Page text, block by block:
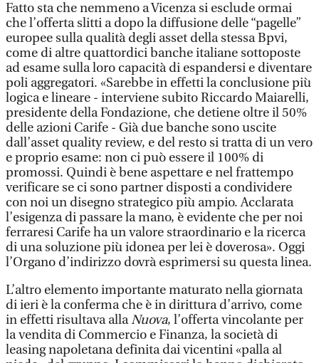
Fatto sta che nemmeno a Vicenza si esclude ormai
che l’offerta slitti a dopo la diffusione delle “pagelle”
europee sulla qualità degli asset della stessa Bpvi,
come di altre quattordici banche italiane sottoposte
ad esame sulla loro capacità di espandersi e diventare
poli aggregatori. «Sarebbe in effetti la conclusione più
logica e lineare - interviene subito Riccardo Maiarelli,
presidente della Fondazione, che detiene oltre il 50%
delle azioni Carife - Già due banche sono uscite
dall’asset quality review, e del resto si tratta di un vero
e proprio esame: non ci può essere il 100% di
promossi. Quindi è bene aspettare e nel frattempo
verificare se ci sono partner disposti a condividere
con noi un disegno strategico più ampio. Acclarata
l’esigenza di passare la mano, è evidente che per noi
ferraresi Carife ha un valore straordinario e la ricerca
di una soluzione più idonea per lei è doverosa». Oggi
l’Organo d’indirizzo dovrà esprimersi su questa linea.
L’altro elemento importante maturato nella giornata
di ieri è la conferma che è in dirittura d’arrivo, come
in effetti risultava allaNuova, l’offerta vincolante per
la vendita di Commercio e Finanza, la società di
leasing napoletana definita dai vicentini «palla al